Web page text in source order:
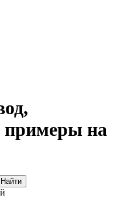
примеры на
Найти